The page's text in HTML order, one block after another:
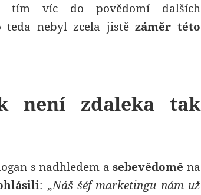
víc do povědomí dalších
teda nebyl zcela jistězáměr této
není zdaleka tak
s nadhledem asebevědomě na
: „Náš šéf marketingu nám už